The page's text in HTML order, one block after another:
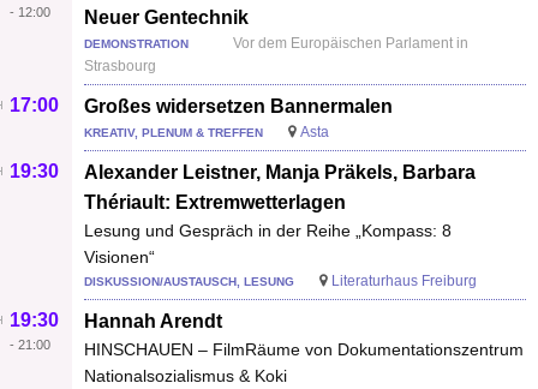
Neuer Gentechnik
- 12:00
DEMONSTRATION
Vor dem Europäischen Parlament in
Strasbourg
Großes widersetzen Bannermalen
17:00
KREATIV, PLENUM & TREFFEN Asta
Alexander Leistner, Manja Präkels, Barbara
Thériault: Extremwetterlagen
Lesung und Gespräch in der Reihe „Kompass: 8
Visionen“
19:30
DISKUSSION/AUSTAUSCH, LESUNG Literaturhaus Freiburg
Hannah Arendt
HINSCHAUEN – FilmRäume von Dokumentationszentrum
Nationalsozialismus & Koki
19:30
- 21:00